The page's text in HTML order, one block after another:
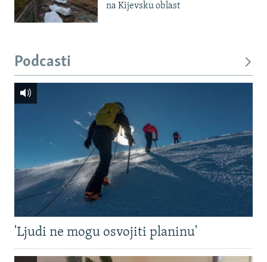
na Kijevsku oblast
Podcasti
'Ljudi ne mogu osvojiti planinu'